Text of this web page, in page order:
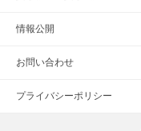
情報公開
お問い合わせ
プライバシーポリシー